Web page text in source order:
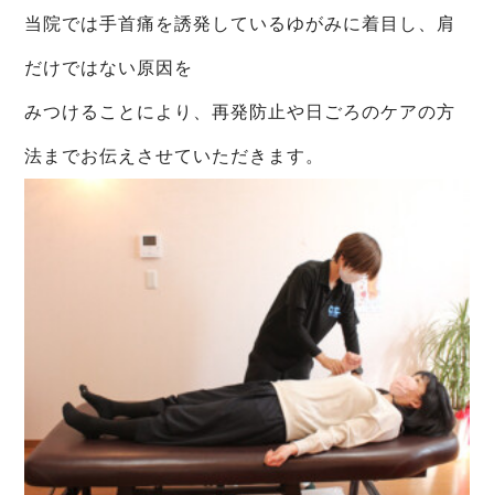
当院では手首痛を誘発しているゆがみに着目し、肩
だけではない原因を
みつけることにより、再発防止や日ごろのケアの方
法までお伝えさせていただきます。